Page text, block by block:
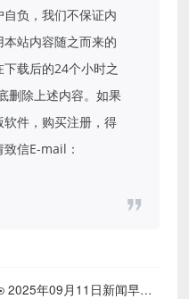
负，我们不保证内
站内容随之而来的
载后的24个小时之
删除上述内容。如果
件，购买注册，得
信E-mail：
2025年09月11日新闻早讯，每天60s读懂世界